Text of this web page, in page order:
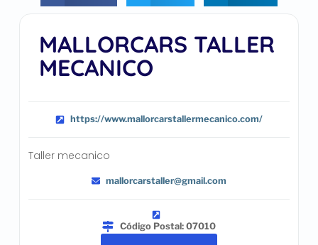
MALLORCARS TALLER
MECANICO
https://www.mallorcarstallermecanico.com/
Taller mecanico
mallorcarstaller@gmail.com
Código Postal: 07010